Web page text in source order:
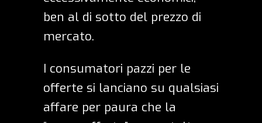
ben al di sotto del prezzo di
mercato.
I consumatori pazzi per le
offerte si lanciano su qualsiasi
affare per paura che la